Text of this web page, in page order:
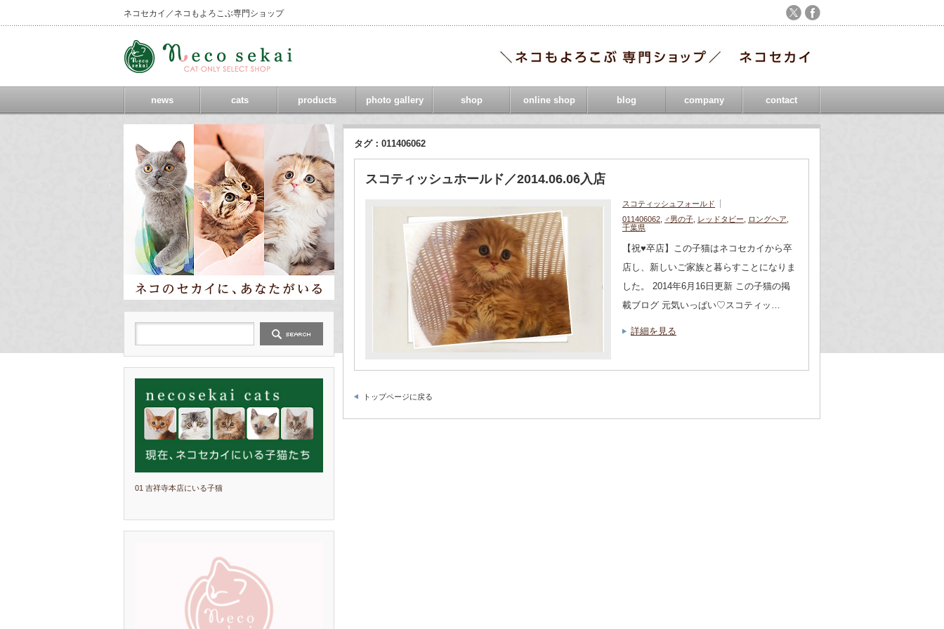
ネコセカイ／ネコもよろこぶ専門ショップ
news cats products photo gallery shop online shop blog company contact
タグ：011406062
スコティッシュホールド／2014.06.06入店
スコティッシュフォールド
011406062
♂男の子 レッドタビー ロングヘア
千葉県
【祝♥︎卒店】この子猫はネコセカイから卒
店し、新しいご家族と暮らすことになりま
した。 2014年6月16日更新 この子猫の掲
載ブログ 元気いっぱい♡スコティッ…
詳細を見る
トップページに戻る
01 吉祥寺本店にいる子猫